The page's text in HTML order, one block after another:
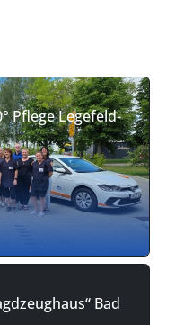
Pflege Legefeld-
Bad